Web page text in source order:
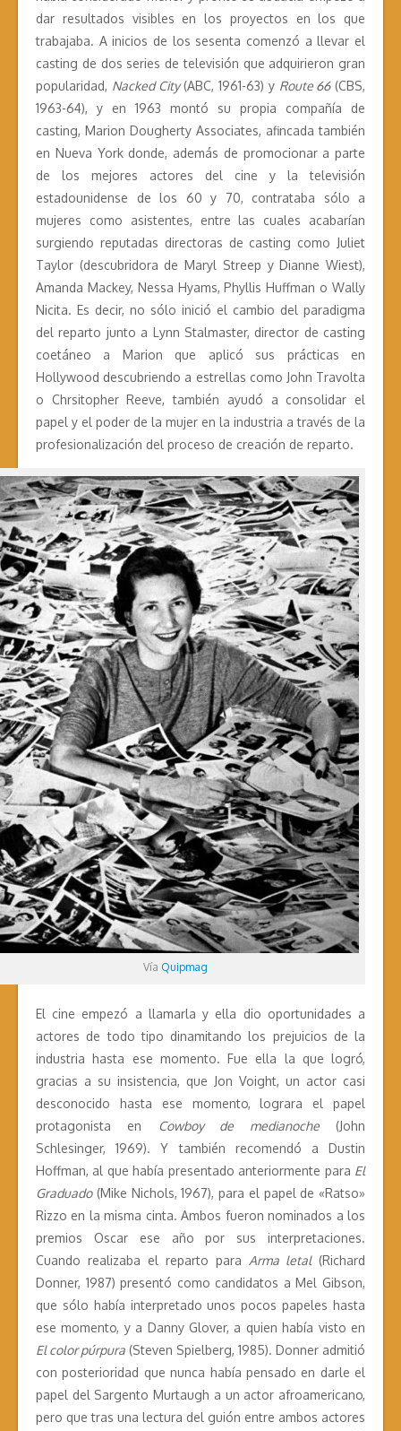
dar resultados visibles en los proyectos en los que
trabajaba. A inicios de los sesenta comenzó a llevar el
casting de dos series de televisión que adquirieron gran
popularidad, Nacked City(ABC, 1961-63) y Route 66(CBS,
1963-64), y en 1963 montó su propia compañía de
casting, Marion Dougherty Associates, afincada también
en Nueva York donde, además de promocionar a parte
de los mejores actores del cine y la televisión
estadounidense de los 60 y 70, contrataba sólo a
mujeres como asistentes, entre las cuales acabarían
surgiendo reputadas directoras de casting como Juliet
Taylor (descubridora de Maryl Streep y Dianne Wiest),
Amanda Mackey, Nessa Hyams, Phyllis Huffman o Wally
Nicita. Es decir, no sólo inició el cambio del paradigma
del reparto junto a Lynn Stalmaster, director de casting
coetáneo a Marion que aplicó sus prácticas en
Hollywood descubriendo a estrellas como John Travolta
o Chrsitopher Reeve, también ayudó a consolidar el
papel y el poder de la mujer en la industria a través de la
profesionalización del proceso de creación de reparto.
Vía Quipmag
El cine empezó a llamarla y ella dio oportunidades a
actores de todo tipo dinamitando los prejuicios de la
industria hasta ese momento. Fue ella la que logró,
gracias a su insistencia, que Jon Voight, un actor casi
desconocido hasta ese momento, lograra el papel
protagonista en Cowboy de medianoche(John
Schlesinger, 1969). Y también recomendó a Dustin
Hoffman, al que había presentado anteriormente para El
Graduado(Mike Nichols, 1967), para el papel de «Ratso»
Rizzo en la misma cinta. Ambos fueron nominados a los
premios Oscar ese año por sus interpretaciones.
Cuando realizaba el reparto para Arma letal(Richard
Donner, 1987) presentó como candidatos a Mel Gibson,
que sólo había interpretado unos pocos papeles hasta
ese momento, y a Danny Glover, a quien había visto en
El color púrpura (Steven Spielberg, 1985). Donner admitió
con posterioridad que nunca había pensado en darle el
papel del Sargento Murtaugh a un actor afroamericano,
pero que tras una lectura del guión entre ambos actores